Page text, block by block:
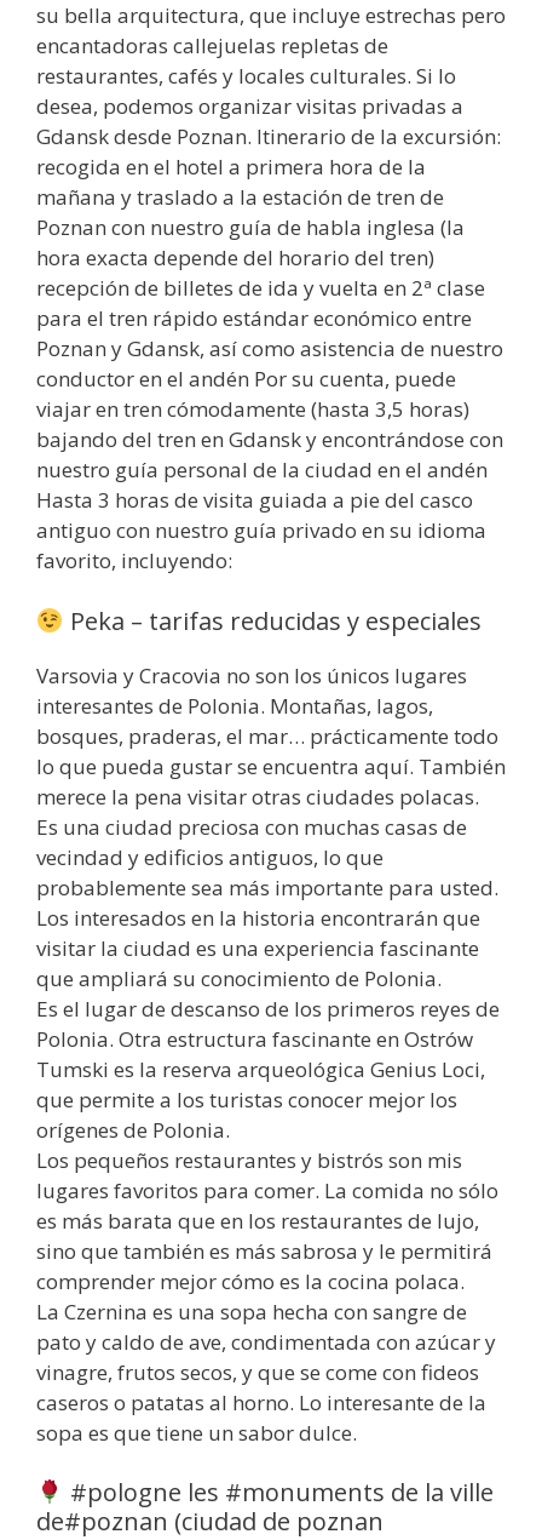
su bella arquitectura, que incluye estrechas pero
encantadoras callejuelas repletas de
restaurantes, cafés y locales culturales. Si lo
desea, podemos organizar visitas privadas a
Gdansk desde Poznan. Itinerario de la excursión:
recogida en el hotel a primera hora de la
mañana y traslado a la estación de tren de
Poznan con nuestro guía de habla inglesa (la
hora exacta depende del horario del tren)
recepción de billetes de ida y vuelta en 2ª clase
para el tren rápido estándar económico entre
Poznan y Gdansk, así como asistencia de nuestro
conductor en el andén Por su cuenta, puede
viajar en tren cómodamente (hasta 3,5 horas)
bajando del tren en Gdansk y encontrándose con
nuestro guía personal de la ciudad en el andén
Hasta 3 horas de visita guiada a pie del casco
antiguo con nuestro guía privado en su idioma
favorito, incluyendo:
Peka – tarifas reducidas y especiales
Varsovia y Cracovia no son los únicos lugares
interesantes de Polonia. Montañas, lagos,
bosques, praderas, el mar… prácticamente todo
lo que pueda gustar se encuentra aquí. También
merece la pena visitar otras ciudades polacas.
Es una ciudad preciosa con muchas casas de
vecindad y edificios antiguos, lo que
probablemente sea más importante para usted.
Los interesados en la historia encontrarán que
visitar la ciudad es una experiencia fascinante
que ampliará su conocimiento de Polonia.
Es el lugar de descanso de los primeros reyes de
Polonia. Otra estructura fascinante en Ostrów
Tumski es la reserva arqueológica Genius Loci,
que permite a los turistas conocer mejor los
orígenes de Polonia.
Los pequeños restaurantes y bistrós son mis
lugares favoritos para comer. La comida no sólo
es más barata que en los restaurantes de lujo,
sino que también es más sabrosa y le permitirá
comprender mejor cómo es la cocina polaca.
La Czernina es una sopa hecha con sangre de
pato y caldo de ave, condimentada con azúcar y
vinagre, frutos secos, y que se come con fideos
caseros o patatas al horno. Lo interesante de la
sopa es que tiene un sabor dulce.
#pologne les #monuments de la ville
de#poznan (ciudad de poznan